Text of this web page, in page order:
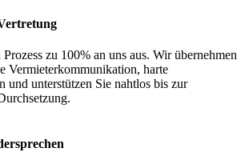
Prozess zu 100% an uns aus. Wir übernehmen
Vermieterkommunikation, harte
und unterstützen Sie nahtlos bis zur